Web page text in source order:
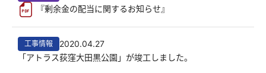
『剰余金の配当に関するお知らせ』
工事情報
2020.04.27
「アトラス荻窪大田黒公園」が竣工しました。